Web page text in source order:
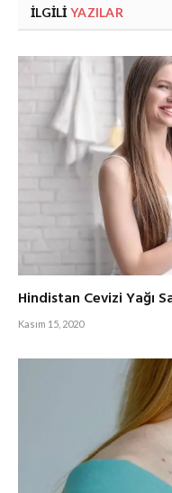
İLGILI YAZILAR
Hindistan Cevizi Yağı
Kasım 15, 2020